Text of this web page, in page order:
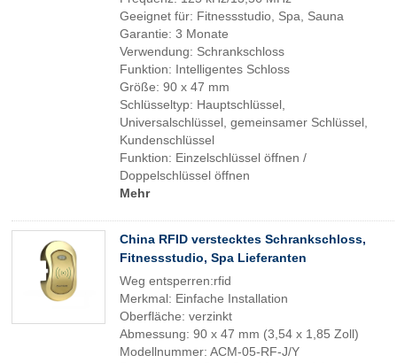
Geeignet für: Fitnessstudio, Spa, Sauna
Garantie: 3 Monate
Verwendung: Schrankschloss
Funktion: Intelligentes Schloss
Größe: 90 x 47 mm
Schlüsseltyp: Hauptschlüssel,
Universalschlüssel, gemeinsamer Schlüssel,
Kundenschlüssel
Funktion: Einzelschlüssel öffnen /
Doppelschlüssel öffnen
Mehr
China RFID verstecktes Schrankschloss,
Fitnessstudio, Spa Lieferanten
Weg entsperren:rfid
Merkmal: Einfache Installation
Oberfläche: verzinkt
Abmessung: 90 x 47 mm (3,54 x 1,85 Zoll)
Modellnummer: ACM-05-RF-J/Y